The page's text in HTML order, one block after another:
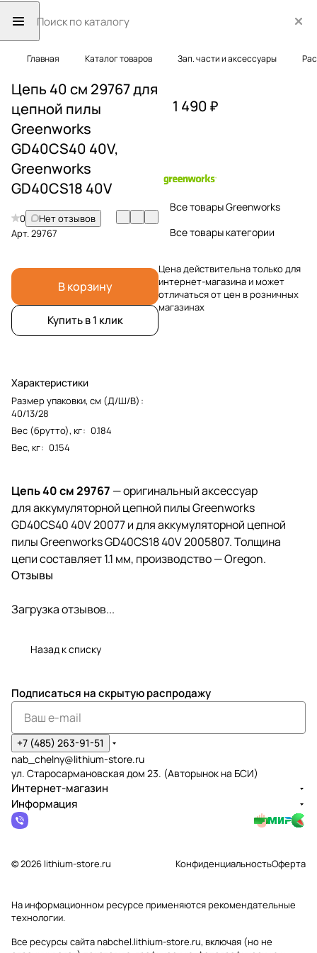
Главная Каталог товаров Зап. части и аксессуары
Цепь 40 см 29767 для
цепной пилы
Greenworks
GD40CS40 40V,
Greenworks
GD40CS18 40V
0
Нет отзывов
Арт.29767
В корзину
Купить в 1 клик
Характеристики
Размер упаковки, см (Д/Ш/В) :
40/13/28
Вес (брутто), кг: 0.184
Вес, кг: 0.154
1 490 ₽
Все товары Greenworks
Все товары категории
Цена действительна только для
интернет-магазина и может
отличаться от цен в розничных
магазинах
Цепь 40 см 29767 — оригинальный аксессуар
для аккумуляторной цепной пилы Greenworks
GD40CS40 40V 20077 и для аккумуляторной цепной
пилы Greenworks GD40CS18 40V 2005807. Толщина
цепи составляет 1.1 мм, производство — Oregon.
Отзывы
Загрузка отзывов...
Назад к списку
Подписаться на скрытую распродажу
+7 (485) 263-91-51
nab_chelny@lithium-store.ru
ул. Старосармановская дом 23. (Авторынок на БСИ)
Интернет-магазин
Информация
© 2026 lithium-store.ru КонфиденциальностьОферта
На информационном ресурсе применяютсярекомендательные
технологии.
Все ресурсы сайта nabchel.lithium-store.ru, включая (но не